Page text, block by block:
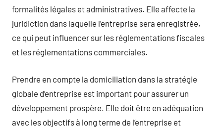
formalités légales et administratives. Elle affecte la
juridiction dans laquelle l’entreprise sera enregistrée,
ce qui peut influencer sur les réglementations fiscales
et les réglementations commerciales.
Prendre en compte la domiciliation dans la stratégie
globale d’entreprise est important pour assurer un
développement prospère. Elle doit être en adéquation
avec les objectifs à long terme de l’entreprise et